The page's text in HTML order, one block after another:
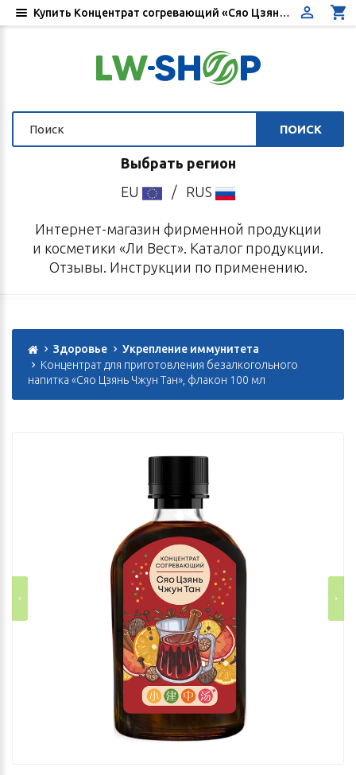
ПОИСК
Выбрать регион
EU
/ RUS
Интернет-магазин фирменной продукции
и косметики «Ли Вест». Каталог продукции.
Отзывы. Инструкции по применению.
Здоровье
Укрепление иммунитета
Концентрат для приготовления безалкогольного
напитка «Сяо Цзянь Чжун Тан», флакон 100 мл
Купить Концентрат согревающий «Сяо Цзянь Чжун Тан» - Цена, отзывы, инструкция по применению - Интернет-магазин «Ли Вест»